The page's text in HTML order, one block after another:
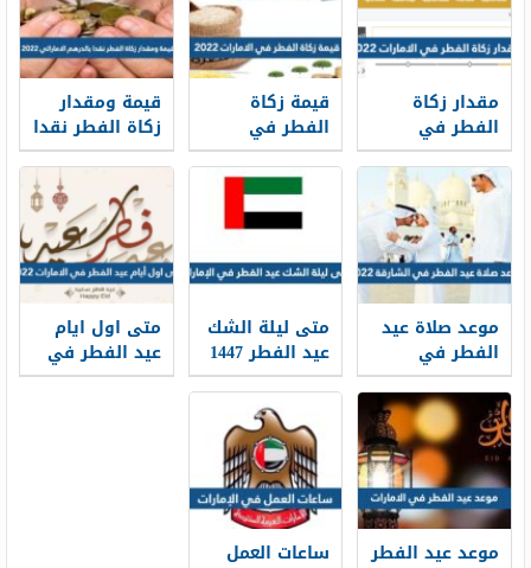
مقدار زكاة
الفطر في
الامارات 2026
قيمة زكاة
الفطر في
الامارات 2026
قيمة ومقدار
زكاة الفطر نقدا
بالدرهم
الاماراتي 2026
موعد صلاة عيد
الفطر في
الشارقة 2026
توقيت صلاة
العيد في
الشارقة
متى ليلة الشك
عيد الفطر 1447
في الإمارات
متى اول ايام
عيد الفطر في
الامارات 2026
موعد عيد الفطر ساعات العمل